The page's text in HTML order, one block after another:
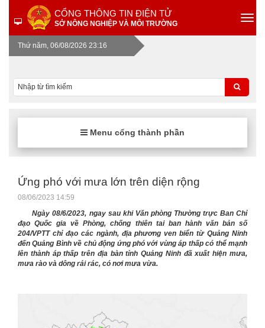
CỔNG THÔNG TIN ĐIỆN TỬ
SỞ NÔNG NGHIỆP VÀ MÔI TRƯỜNG
Thứ năm, 06/08/2026 23:16
Menu cổng thành phần
Ứng phó với mưa lớn trên diện rộng
08/06/2023 14:59
Ngày 08/6/2023, ngay sau khi Văn phòng Thường trực Ban Chỉ
đạo Quốc gia về Phòng, chống thiên tai ban hành văn bản số
204/VPTT chỉ đạo các ngành, địa phương ven biển từ Quảng Ninh
đến Quảng Bình về chủ động ứng phó với vùng áp thấp có thể mạnh
lên thành áp thấp trên địa bàn tỉnh Quảng Ninh đã xuất hiện mưa,
mưa rào và dông rải rác, có nơi mưa vừa.